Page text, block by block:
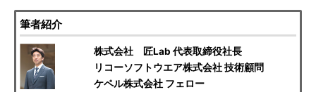
筆者紹介
株式会社 匠Lab 代表取締役社長
リコーソフトウエア株式会社 技術顧問
ケペル株式会社 フェロー